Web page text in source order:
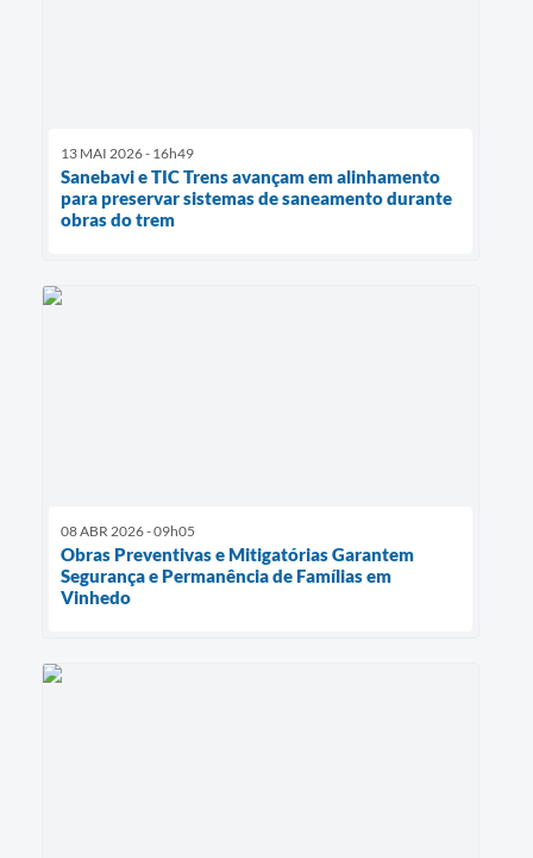
13 MAI 2026 - 16h49
Sanebavi e TIC Trens avançam em alinhamento
para preservar sistemas de saneamento durante
obras do trem
08 ABR 2026 - 09h05
Obras Preventivas e Mitigatórias Garantem
Segurança e Permanência de Famílias em
Vinhedo